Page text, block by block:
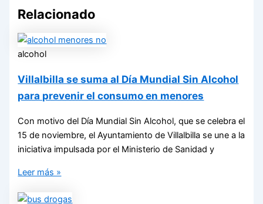
Relacionado
alcohol
Villalbilla se suma al Día Mundial Sin Alcohol
para prevenir el consumo en menores
Con motivo del Día Mundial Sin Alcohol, que se celebra el
15 de noviembre, el Ayuntamiento de Villalbilla se une a la
iniciativa impulsada por el Ministerio de Sanidad y
Leer más »